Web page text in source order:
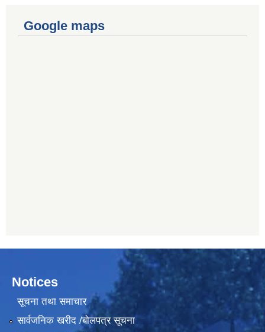
Google maps
Notices
सूचना तथा समाचार
सार्वजनिक खरीद /बोलपत्र सूचना